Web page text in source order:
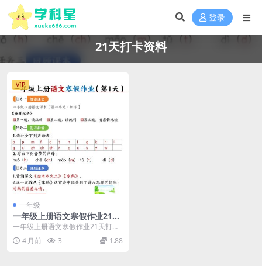
登录
21天打卡资料
VIP
一年级
一年级上册语文寒假作业21天
每日练带答案版（21页完整电
子档）
一年级上册语文寒假作业21天打卡
计划 这份专为小学一年级上册语文
设计的寒假作业共...
4 月前 3 1.88